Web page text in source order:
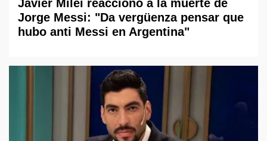
Javier Milei reaccionó a la muerte de
Jorge Messi: "Da vergüenza pensar que
hubo anti Messi en Argentina"